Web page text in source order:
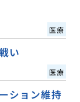
医療
い
医療
ション維持